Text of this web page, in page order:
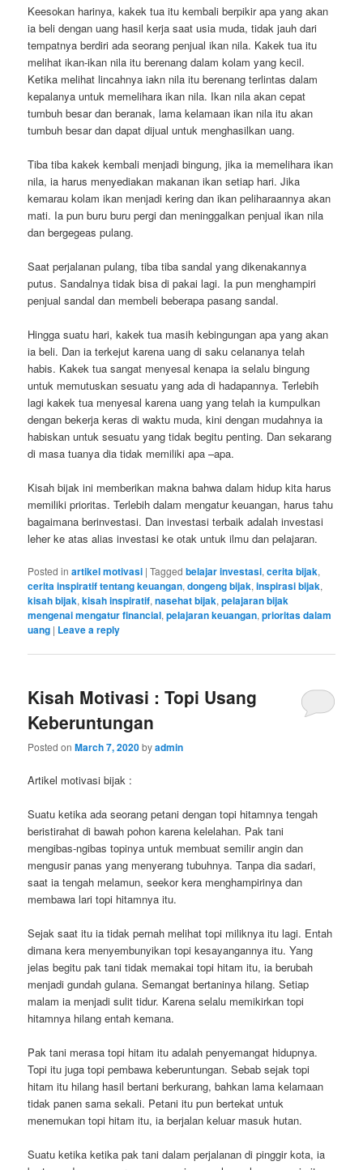
Keesokan harinya, kakek tua itu kembali berpikir apa yang akan
ia beli dengan uang hasil kerja saat usia muda, tidak jauh dari
tempatnya berdiri ada seorang penjual ikan nila. Kakek tua itu
melihat ikan-ikan nila itu berenang dalam kolam yang kecil.
Ketika melihat lincahnya iakn nila itu berenang terlintas dalam
kepalanya untuk memelihara ikan nila. Ikan nila akan cepat
tumbuh besar dan beranak, lama kelamaan ikan nila itu akan
tumbuh besar dan dapat dijual untuk menghasilkan uang.
Tiba tiba kakek kembali menjadi bingung, jika ia memelihara ikan
nila, ia harus menyediakan makanan ikan setiap hari. Jika
kemarau kolam ikan menjadi kering dan ikan peliharaannya akan
mati. Ia pun buru buru pergi dan meninggalkan penjual ikan nila
dan bergegeas pulang.
Saat perjalanan pulang, tiba tiba sandal yang dikenakannya
putus. Sandalnya tidak bisa di pakai lagi. Ia pun menghampiri
penjual sandal dan membeli beberapa pasang sandal.
Hingga suatu hari, kakek tua masih kebingungan apa yang akan
ia beli. Dan ia terkejut karena uang di saku celananya telah
habis. Kakek tua sangat menyesal kenapa ia selalu bingung
untuk memutuskan sesuatu yang ada di hadapannya. Terlebih
lagi kakek tua menyesal karena uang yang telah ia kumpulkan
dengan bekerja keras di waktu muda, kini dengan mudahnya ia
habiskan untuk sesuatu yang tidak begitu penting. Dan sekarang
di masa tuanya dia tidak memiliki apa –apa.
Kisah bijak ini memberikan makna bahwa dalam hidup kita harus
memiliki prioritas. Terlebih dalam mengatur keuangan, harus tahu
bagaimana berinvestasi. Dan investasi terbaik adalah investasi
leher ke atas alias investasi ke otak untuk ilmu dan pelajaran.
Posted in artikel motivasi |Tagged belajar investasi,cerita bijak,
cerita inspiratif tentang keuangan,dongeng bijak,inspirasi bijak,
kisah bijak,kisah inspiratif,nasehat bijak,pelajaran bijak
mengenai mengatur financial,pelajaran keuangan,prioritas dalam
uang | Leave a reply
Kisah Motivasi : Topi Usang
Keberuntungan
Posted onMarch 7, 2020byadmin
Artikel motivasi bijak :
Suatu ketika ada seorang petani dengan topi hitamnya tengah
beristirahat di bawah pohon karena kelelahan. Pak tani
mengibas-ngibas topinya untuk membuat semilir angin dan
mengusir panas yang menyerang tubuhnya. Tanpa dia sadari,
saat ia tengah melamun, seekor kera menghampirinya dan
membawa lari topi hitamnya itu.
Sejak saat itu ia tidak pernah melihat topi miliknya itu lagi. Entah
dimana kera menyembunyikan topi kesayangannya itu. Yang
jelas begitu pak tani tidak memakai topi hitam itu, ia berubah
menjadi gundah gulana. Semangat bertaninya hilang. Setiap
malam ia menjadi sulit tidur. Karena selalu memikirkan topi
hitamnya hilang entah kemana.
Pak tani merasa topi hitam itu adalah penyemangat hidupnya.
Topi itu juga topi pembawa keberuntungan. Sebab sejak topi
hitam itu hilang hasil bertani berkurang, bahkan lama kelamaan
tidak panen sama sekali. Petani itu pun bertekat untuk
menemukan topi hitam itu, ia berjalan keluar masuk hutan.
Suatu ketika ketika pak tani dalam perjalanan di pinggir kota, ia